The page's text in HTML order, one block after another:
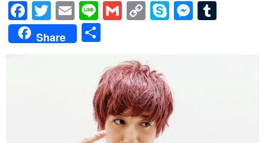
Facebook
Twitter
EmailLineGmailCopySkype
Share